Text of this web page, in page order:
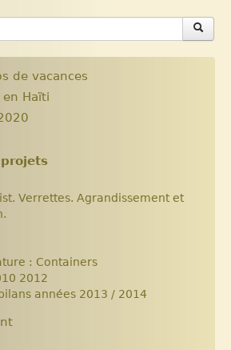
de vacances
Haïti
Verrettes. Agrandissement et
: Containers
2012
années 2013 / 2014